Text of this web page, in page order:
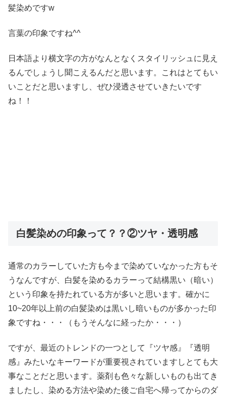
髪染めですw
言葉の印象ですね^^
日本語より横文字の方がなんとなくスタイリッシュに見え
るんでしょうし聞こえるんだと思います。これはとてもい
いことだと思いますし、ぜひ浸透させていきたいです
ね！！
白髪染めの印象って？？②ツヤ・透明感
通常のカラーしていた方も今まで染めていなかった方もそ
うなんですが、白髪を染めるカラーって結構黒い（暗い）
という印象を持たれている方が多いと思います。確かに
10~20年以上前の白髪染めは黒いし暗いものが多かった印
象ですね・・・（もうそんなに経ったか・・・）
ですが、最近のトレンドの一つとして『ツヤ感』『透明
感』みたいなキーワードが重要視されていますしとても大
事なことだと思います。薬剤も色々な新しいものも出てき
ましたし、染める方法や染めた後ご自宅へ帰ってからのダ